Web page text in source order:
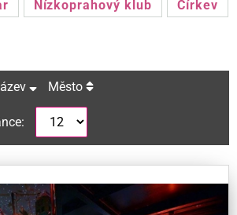
Nízkoprahový klub
Církev
Město